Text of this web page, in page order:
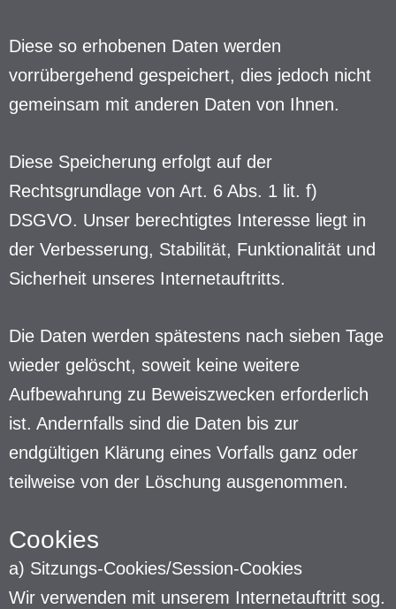
Diese so erhobenen Daten werden
vorrübergehend gespeichert, dies jedoch nicht
gemeinsam mit anderen Daten von Ihnen.
Diese Speicherung erfolgt auf der
Rechtsgrundlage von Art. 6 Abs. 1 lit. f)
DSGVO. Unser berechtigtes Interesse liegt in
der Verbesserung, Stabilität, Funktionalität und
Sicherheit unseres Internetauftritts.
Die Daten werden spätestens nach sieben Tage
wieder gelöscht, soweit keine weitere
Aufbewahrung zu Beweiszwecken erforderlich
ist. Andernfalls sind die Daten bis zur
endgültigen Klärung eines Vorfalls ganz oder
teilweise von der Löschung ausgenommen.
Cookies
a) Sitzungs-Cookies/Session-Cookies
Wir verwenden mit unserem Internetauftritt sog.